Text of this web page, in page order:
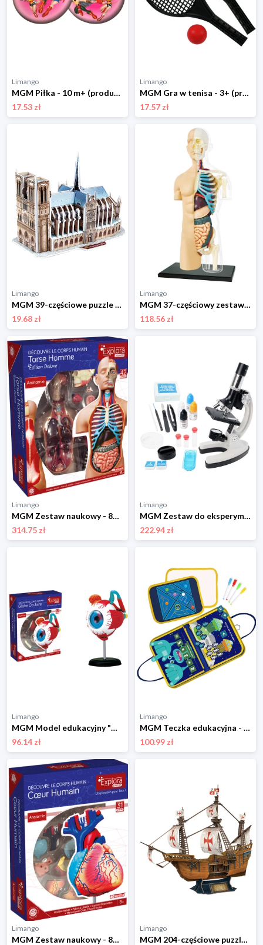
Limango
MGM Piłka - 10 m+ (produkt niespodzianka) rozmiar: onesize
17.53 zł
Limango
MGM Gra w tenisa - 3+ (produkt niespodzianka) rozmiar: onesize
17.57 zł
Limango
MGM 39-częściowe puzzle 3D "Notre Dame Paris" - 5+ rozmiar: onesize
19.68 zł
Limango
MGM 37-częściowy zestaw naukowy - 8+ rozmiar: onesize
118.56 zł
Limango
MGM Zestaw naukowy - 8+ rozmiar: onesize
314.75 zł
Limango
MGM Zestaw do eksperymentowania z kuferkiem - 8+ rozmiar: onesize
222.94 zł
Limango
MGM Model edukacyjny "Oko" - 8+ rozmiar: onesize
96.14 zł
Limango
MGM Teczka edukacyjna - 3+ rozmiar: onesize
100.99 zł
Limango
MGM Zestaw naukowy - 8+ rozmiar: onesize
Limango
MGM 204-częściowe puzzle 3D "Bateau Santa Maria" - 8+ rozmiar: onesize